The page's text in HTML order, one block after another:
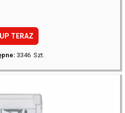
TERAZ
3346 Szt.